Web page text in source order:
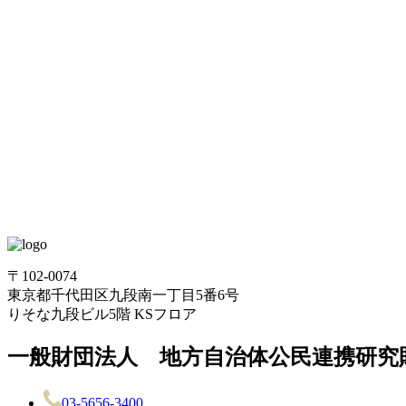
〒102-0074
東京都千代田区九段南一丁目5番6号
りそな九段ビル5階 KSフロア
一般財団法人 地方自治体公民連携研究
03-5656-3400